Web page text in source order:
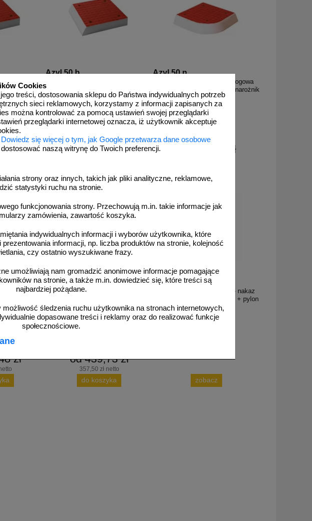
Cookies
treści, dostosowania sklepu do Państwa indywidualnych potrzeb
sieci reklamowych, korzystamy z informacji zapisanych za
można kontrolować za pomocą ustawień swojej przeglądarki
przeglądarki internetowej oznacza, iż użytkownik akceptuje
Dowiedz się więcej o tym, jak Google przetwarza dane osobowe
naszą witrynę do Twoich preferencji.
strony oraz innych, takich jak pliki analityczne, reklamowe,
statystyki ruchu na stronie.
funkcjonowania strony. Przechowują m.in. takie informacje jak
zamówienia, zawartość koszyka.
indywidualnych informacji i wyborów użytkownika, które
prezentowania informacji, np. liczba produktów na stronie, kolejność
czy ostatnio wyszukiwane frazy.
umożliwiają nam gromadzić anonimowe informacje pomagające
na stronie, a także m.in. dowiedzieć się, które treści są
najbardziej pożądane.
śledzenia ruchu użytkownika na stronach internetowych,
dopasowane treści i reklamy oraz do realizować funkcje
społecznościowe.
drogowa
środek
zł
Azyl 50 b
PCV VB - element skrajny, brzegowy
od 132,23 zł
Azyl 50 n
Azyl drogowy, wysepka drogowa
PCV VB - element narożny, narożnik
od 132,23 zł
pylon U-5b na
zł
U-5b 60
Słupek przeszkodowy, pylon U-5b na
od 439,73 zł
357,50 zł netto
do koszyka
BT C-9 U-5c
Znak aktywny C-9 + U-5c - nakaz
jazdy z prawej strony znaku + pylon
przeszkodowy
zobacz